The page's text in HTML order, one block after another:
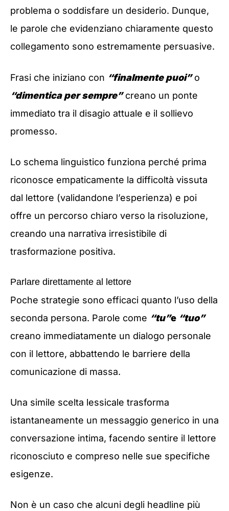
problema o soddisfare un desiderio. Dunque,
le parole che evidenziano chiaramente questo
collegamento sono estremamente persuasive.
Frasi che iniziano con “finalmente puoi” o
“dimentica per sempre”creano un ponte
immediato tra il disagio attuale e il sollievo
promesso.
Lo schema linguistico funziona perché prima
riconosce empaticamente la difficoltà vissuta
dal lettore (validandone l’esperienza) e poi
offre un percorso chiaro verso la risoluzione,
creando una narrativa irresistibile di
trasformazione positiva.
Parlare direttamente al lettore
Poche strategie sono efficaci quanto l’uso della
seconda persona. Parole come “tu”e “tuo”
creano immediatamente un dialogo personale
con il lettore, abbattendo le barriere della
comunicazione di massa.
Una simile scelta lessicale trasforma
istantaneamente un messaggio generico in una
conversazione intima, facendo sentire il lettore
riconosciuto e compreso nelle sue specifiche
esigenze.
Non è un caso che alcuni degli headline più